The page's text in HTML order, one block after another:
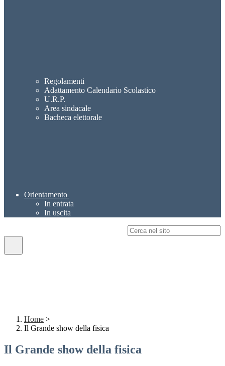
Regolamenti
Adattamento Calendario Scolastico
U.R.P.
Area sindacale
Bacheca elettorale
Orientamento
In entrata
In uscita
Home >
Il Grande show della fisica
Il Grande show della fisica